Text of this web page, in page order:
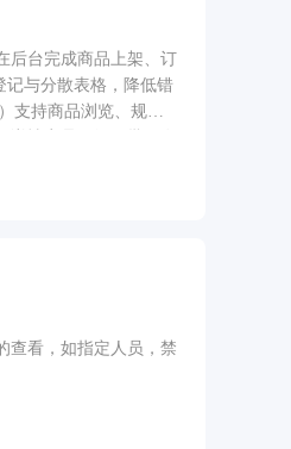
后台完成商品上架、订
与分散表格，降低错
支持商品浏览、规格
查看，如指定人员，禁